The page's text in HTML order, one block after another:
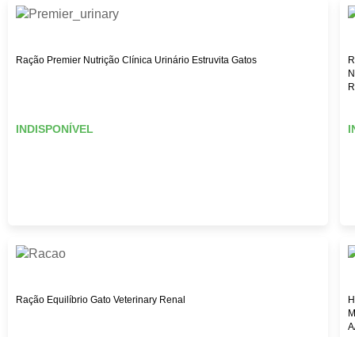
Ração Premier Nutrição Clínica Urinário Estruvita Gatos
INDISPONÍVEL
Ração Equilíbrio Gato Veterinary Renal